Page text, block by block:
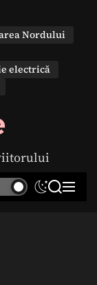
Nordului
electrică
S
S M